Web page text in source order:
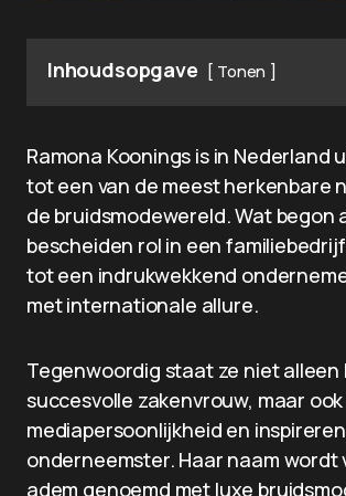
Inhoudsopgave Tonen
Ramona Koonings is in Nederland
tot een van de meest herkenbare
de bruidsmodewereld. Wat begon
bescheiden rol in een
tot een indrukwekkend
met internationale allure.
Tegenwoordig staat ze niet alleen
succesvolle zakenvrouw, maar
mediapersoonlijkheid en
onderneemster. Haar naam wordt
adem genoemd met luxe